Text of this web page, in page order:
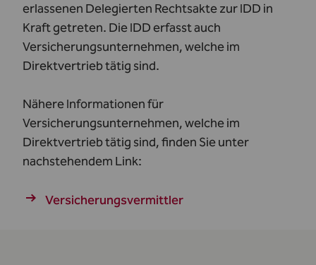
erlassenen Delegierten Rechtsakte zur IDD in
Kraft getreten. Die IDD erfasst auch
Versicherungsunternehmen, welche im
Direktvertrieb tätig sind.
Nähere Informationen für
Versicherungsunternehmen, welche im
Direktvertrieb tätig sind, finden Sie unter
nachstehendem Link:
Versicherungsvermittler